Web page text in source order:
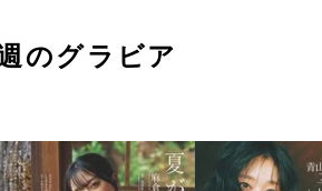
のグラビア